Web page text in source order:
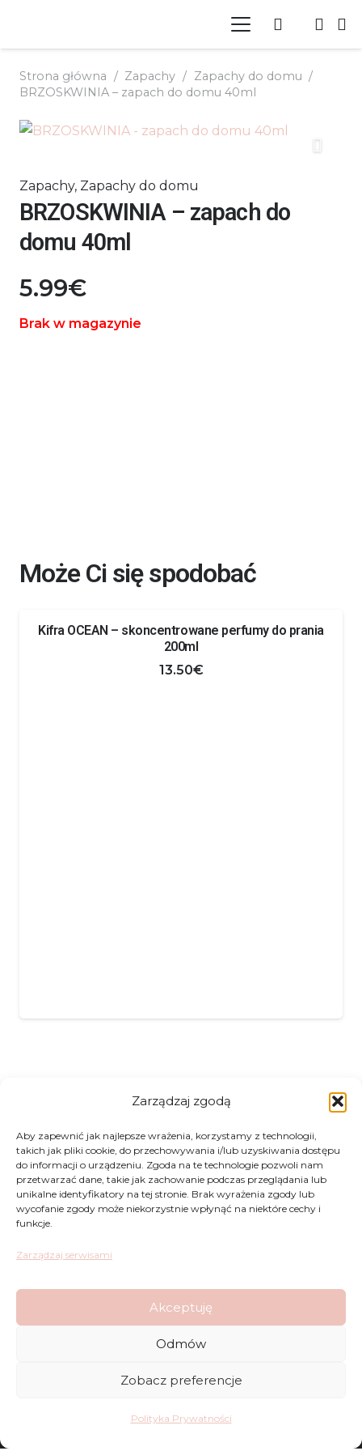
Zarządzaj zgodą
Aby zapewnić jak najlepsze wrażenia, korzystamy z technologii,
takich jak pliki cookie, do przechowywania i/lub uzyskiwania dostępu
do informacji o urządzeniu. Zgoda na te technologie pozwoli nam
przetwarzać dane, takie jak zachowanie podczas przeglądania lub
unikalne identyfikatory na tej stronie. Brak wyrażenia zgody lub
wycofanie zgody może niekorzystnie wpłynąć na niektóre cechy i
funkcje.
Zarządzaj serwisami
Akceptuję
Odmów
Zobacz preferencje
Polityka Prywatności
Strona główna / Zapachy / Zapachy do domu /
BRZOSKWINIA – zapach do domu 40ml
Zapachy, Zapachy do domu
BRZOSKWINIA – zapach do
domu 40ml
5.99€
Brak w magazynie
Może Ci się spodobać
Kifra OCEAN – skoncentrowane perfumy do prania
200ml
13.50€
FAQ
Sklep
Regulamin
Reklamacje